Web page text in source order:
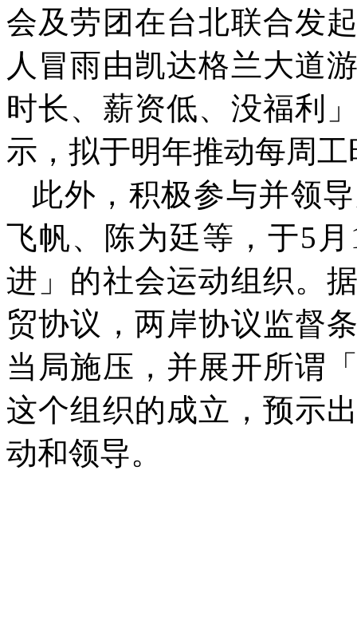
会及劳团在台北联合发
人冒雨由凯达格兰大道
时长、薪资低、没福利
示，拟于明年推动每周工
此外，积极参与并领
飞帆、陈为廷等，于5 月
进」的社会运动组织。
贸协议，两岸协议监督
当局施压，并展开所谓
这个组织的成立，预示
动和领导。